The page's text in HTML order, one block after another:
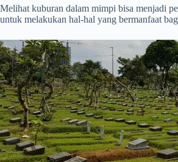
Melihat kuburan dalam mimpi bisa menjadi
untuk melakukan hal-hal yang bermanfaat